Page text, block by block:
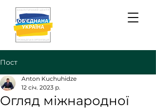
Пост
Огляд міжнародної
Anton Kuchuhidze
12 січ. 2023 р.